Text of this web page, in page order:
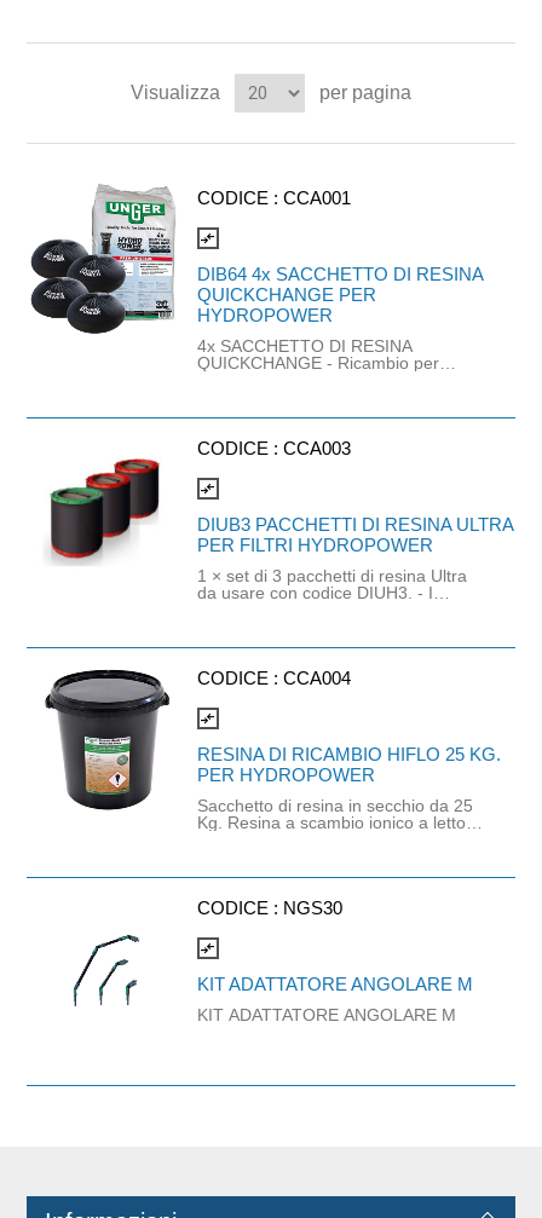
Visualizza per pagina
CODICE :CCA001
compare_arrows
DIB64 4x SACCHETTO DI RESINA
QUICKCHANGE PER
HYDROPOWER
4x SACCHETTO DI RESINA
QUICKCHANGE - Ricambio per
CODICE :CCA003
compare_arrows
DIUB3 PACCHETTI DI RESINA ULTRA
PER FILTRI HYDROPOWER
1 × set di 3 pacchetti di resina Ultra
da usare con codice DIUH3. - I
ricarica di resina. - La tecnologia
Pacchetto di Resina Ultra, ottimizza il
re al massimo la resina. - La nuova
resina a scambio ionico Premium
Ultra appositamente perf ta per le
esigenze di pulizia del vetro.
CODICE :CCA004
compare_arrows
RESINA DI RICAMBIO HIFLO 25 KG.
PER HYDROPOWER
Sacchetto di resina in secchio da 25
Kg. Resina a scambio ionico a letto
una pulizia dei vetri senza striature.
Unger.
CODICE : NGS30
compare_arrows
KIT ADATTATORE ANGOLARE M
KIT ADATTATORE ANGOLARE M